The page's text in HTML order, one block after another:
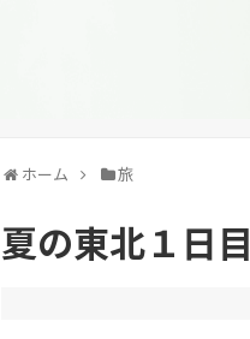
ホーム 旅
夏の東北１日目